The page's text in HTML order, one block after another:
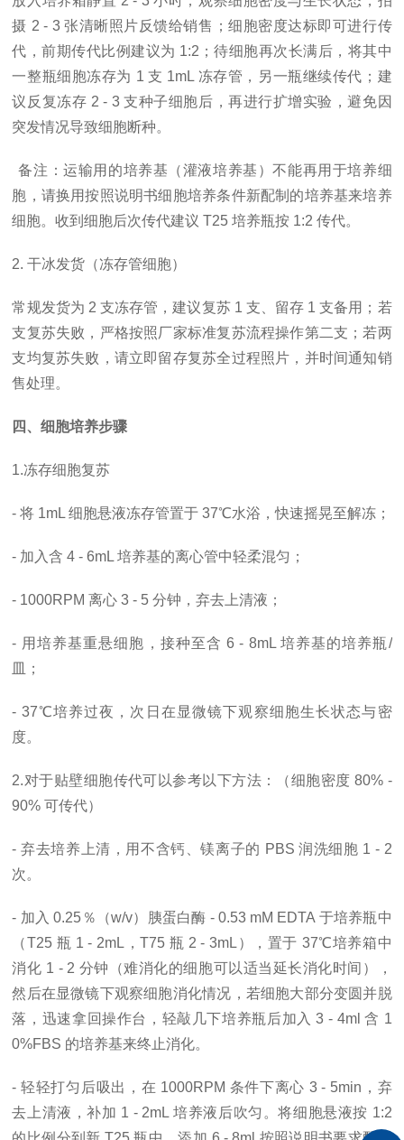
摄 2 - 3 张清晰照片反馈给销售；细胞密度达标即可进行传
代，前期传代比例建议为 1:2；待细胞再次长满后，将其中
一整瓶细胞冻存为 1 支 1mL 冻存管，另一瓶继续传代；建
议反复冻存 2 - 3 支种子细胞后，再进行扩增实验，避免因
突发情况导致细胞断种。
备注：运输用的培养基（灌液培养基）不能再用于培养细
胞，请换用按照说明书细胞培养条件新配制的培养基来培养
细胞。收到细胞后次传代建议 T25 培养瓶按 1:2 传代。
2. 干冰发货（冻存管细胞）
常规发货为 2 支冻存管，建议复苏 1 支、留存 1 支备用；若
支复苏失败，严格按照厂家标准复苏流程操作第二支；若两
支均复苏失败，请立即留存复苏全过程照片，并时间通知销
售处理。
四、细胞培养步骤
1.冻存细胞复苏
- 将 1mL 细胞悬液冻存管置于 37℃水浴，快速摇晃至解冻；
- 加入含 4 - 6mL 培养基的离心管中轻柔混匀；
- 1000RPM 离心 3 - 5 分钟，弃去上清液；
- 用培养基重悬细胞，接种至含 6 - 8mL 培养基的培养瓶/
皿；
- 37℃培养过夜，次日在显微镜下观察细胞生长状态与密
度。
2.对于贴壁细胞传代可以参考以下方法：（细胞密度 80% -
90% 可传代）
- 弃去培养上清，用不含钙、镁离子的 PBS 润洗细胞 1 - 2
次。
- 加入 0.25％（w/v）胰蛋白酶 - 0.53 mM EDTA 于培养瓶中
（T25 瓶 1 - 2mL，T75 瓶 2 - 3mL），置于 37℃培养箱中
消化 1 - 2 分钟（难消化的细胞可以适当延长消化时间），
然后在显微镜下观察细胞消化情况，若细胞大部分变圆并脱
落，迅速拿回操作台，轻敲几下培养瓶后加入 3 - 4ml 含 1
0%FBS 的培养基来终止消化。
- 轻轻打匀后吸出，在 1000RPM 条件下离心 3 - 5min，弃
去上清液，补加 1 - 2mL 培养液后吹匀。将细胞悬液按 1:2